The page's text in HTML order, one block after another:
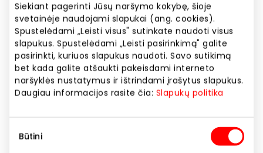
Siekiant pagerinti Jūsų naršymo kokybę, šioje
svetainėje naudojami slapukai (ang. cookies).
Spustelėdami „Leisti visus" sutinkate naudoti visus
slapukus. Spustelėdami „Leisti pasirinkimą" galite
pasirinkti, kuriuos slapukus naudoti. Savo sutikimą
bet kada galite atšaukti pakeisdami interneto
naršyklės nustatymus ir ištrindami įrašytus slapukus.
Daugiau informacijos rasite čia: Slapukų politika
pasirinkimas
Būtini
Douglas parduotuvėje – Grožio
išpardavimas iki 40%* nuolaida
Nuo 2025.12.31iki2026.01.12